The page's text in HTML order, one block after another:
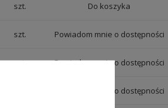
szt.
szt. Powiadom mnie o dostępności
szt. Powiadom mnie o dostępności
Powiadom mnie o dostępności